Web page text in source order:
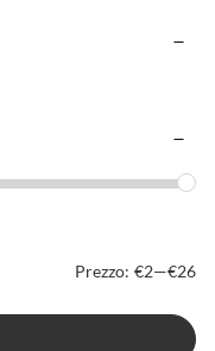
Prezzo: €2—€26